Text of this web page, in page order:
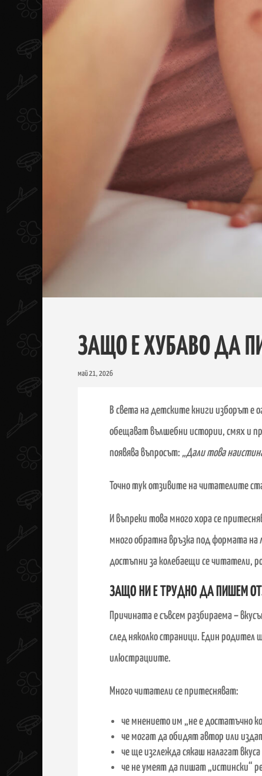
ЗАЩО Е ХУБАВО ДА
май 21, 2026
В света на детските книги изборът е
обещават вълшебни истории, смях и
появява въпросът: „Дали това
Точно тук отзивите на читателите
И въпреки това много хора се
много обратна връзка под формата на
достъпни за колебаещи се читатели,
ЗАЩО НИ Е ТРУДНО ДА ПИШЕМ
Причината е съвсем разбираема–
след няколко страници. Един
илюстрациите.
Много читатели се притесняват:
че мнението им „не е достатъчно
че могат да обидят автор или
че ще изглежда сякаш налагат
че не умеят да пишат „истински“